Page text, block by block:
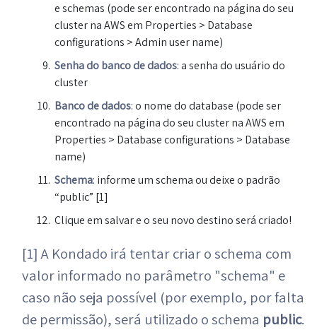
e schemas (pode ser encontrado na página do seu
cluster na AWS em Properties > Database
configurations > Admin user name)
Senhado banco de dados: a senha do usuário do
cluster
Banco de dados: o nome do database (pode ser
encontrado na página do seu cluster na AWS em
Properties > Database configurations > Database
name)
Schema: informe um schema ou deixe o padrão
“public” [1]
Clique em salvar e o seu novo destino será criado!
[1] A Kondado irá tentar criar o schema com
valor informado no parâmetro "schema" e
caso não seja possível (por exemplo, por falta
de permissão), será utilizado o schema public.